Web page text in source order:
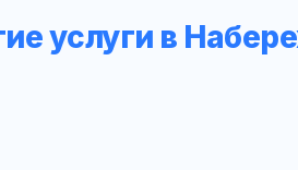
услуги в